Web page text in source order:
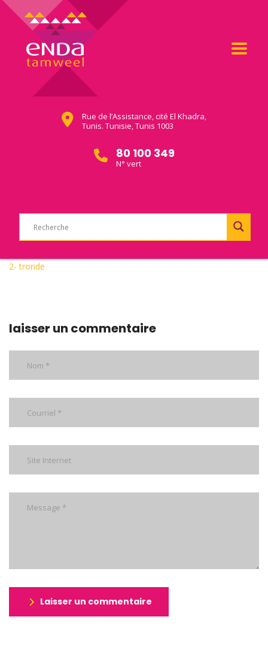
Rue de l’Assistance, cité El Khadra,
Tunis. Tunisie, Tunis 1003
80 100 349
N° vert
2- tronde
laisser un commentaire
Laisser un commentaire